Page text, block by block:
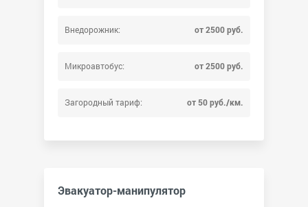
Внедорожник: от 2500 руб.
Микроавтобус: от 2500 руб.
Загородный тариф: от 50 руб./км.
Эвакуатор-манипулятор